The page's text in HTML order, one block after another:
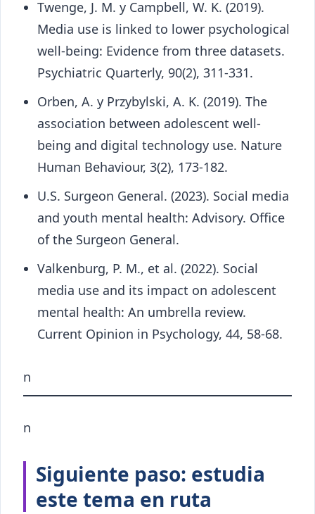
Twenge, J. M. y Campbell, W. K. (2019).
Media use is linked to lower psychological
well-being: Evidence from three datasets.
Psychiatric Quarterly, 90(2), 311-331.
Orben, A. y Przybylski, A. K. (2019). The
association between adolescent well-
being and digital technology use. Nature
Human Behaviour, 3(2), 173-182.
U.S. Surgeon General. (2023). Social media
and youth mental health: Advisory. Office
of the Surgeon General.
Valkenburg, P. M., et al. (2022). Social
media use and its impact on adolescent
mental health: An umbrella review.
Current Opinion in Psychology, 44, 58-68.
n
n
Siguiente paso: estudia
este tema en ruta